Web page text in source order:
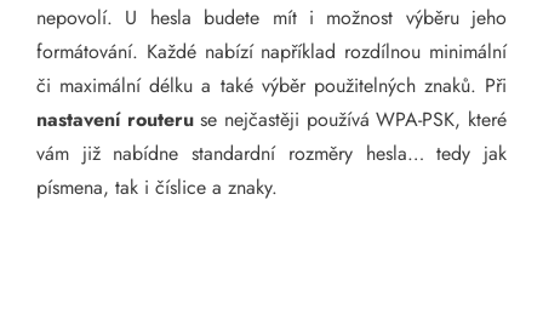
nepovolí. U hesla budete mít i možnost výběru jeho
formátování. Každé nabízí například rozdílnou minimální
či maximální délku a také výběr použitelných znaků. Při
nastavení routeruse nejčastěji používá WPA-PSK, které
vám již nabídne standardní rozměry hesla… tedy jak
písmena, tak i číslice a znaky.